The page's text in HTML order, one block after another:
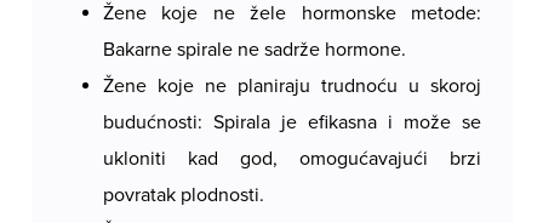
Žene koje ne žele hormonske metode:
Bakarne spirale ne sadrže hormone.
Žene koje ne planiraju trudnoću u skoroj
budućnosti: Spirala je efikasna i može se
ukloniti kad god, omogućavajući brzi
povratak plodnosti.